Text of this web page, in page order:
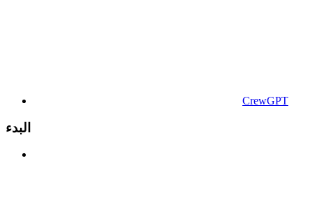
CrewGPT
البدء